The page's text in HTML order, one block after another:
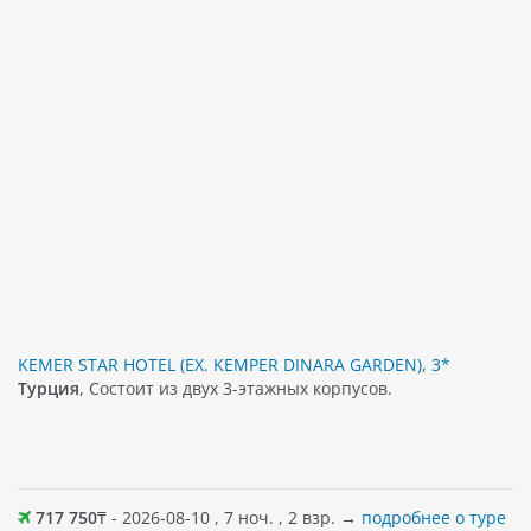
KEMER STAR HOTEL (EX. KEMPER DINARA GARDEN), 3*
Турция, Состоит из двух 3-этажных корпусов.
717 750₸ - 2026-08-10 , 7 ноч. , 2 взр. → подробнее о туре